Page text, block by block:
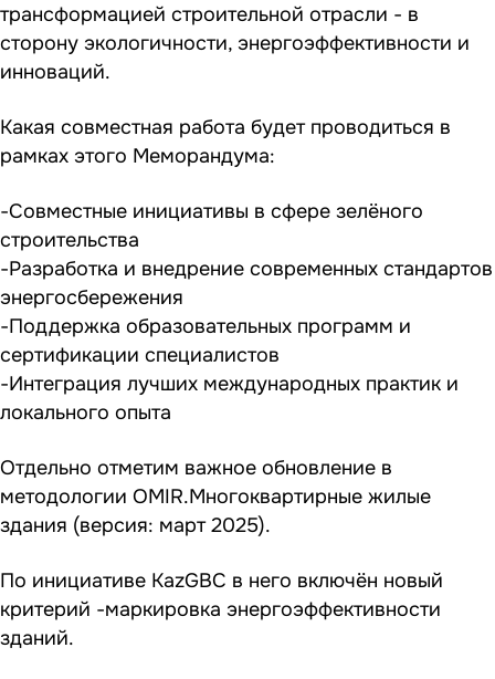
трансформацией строительной отрасли - в
сторону экологичности, энергоэффективности и
инноваций.
Какая совместная работа будет проводиться в
рамках этого Меморандума:
-Совместные инициативы в сфере зелёного
строительства
-Разработка и внедрение современных стандартов
энергосбережения
-Поддержка образовательных программ и
сертификации специалистов
-Интеграция лучших международных практик и
локального опыта
Отдельно отметим важное обновление в
методологии OMIR.Многоквартирные жилые
здания (версия: март 2025).
По инициативе KazGBC в него включён новый
критерий -маркировка энергоэффективности
зданий.